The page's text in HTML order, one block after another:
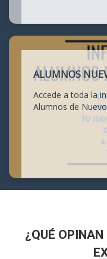
ALUMNOS
Accede a toda la
Alumnos de
¿QUÉ